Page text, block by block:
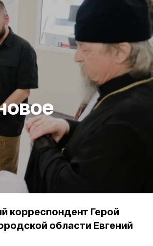
корреспондент Герой
области Евгений